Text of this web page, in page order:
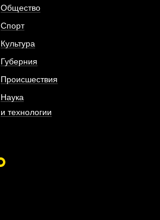
Общество
Спорт
Культура
Губерния
Происшествия
Наука
и технологии